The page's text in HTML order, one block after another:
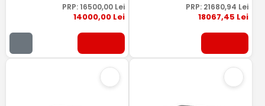
PRP: 16500,00Lei
14000,00Lei
PRP: 21680,94 Lei
18067,45 Lei